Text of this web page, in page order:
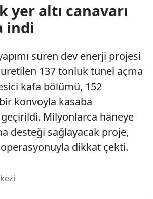
yer altı canavarı
indi
süren dev enerji projesi
137 tonluk tünel açma
kafa bölümü, 152
konvoyla kasaba
Milyonlarca haneye
desteği sağlayacak proje,
dikkat çekti.